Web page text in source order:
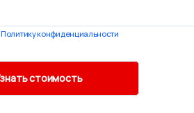
Политику конфиденциальности